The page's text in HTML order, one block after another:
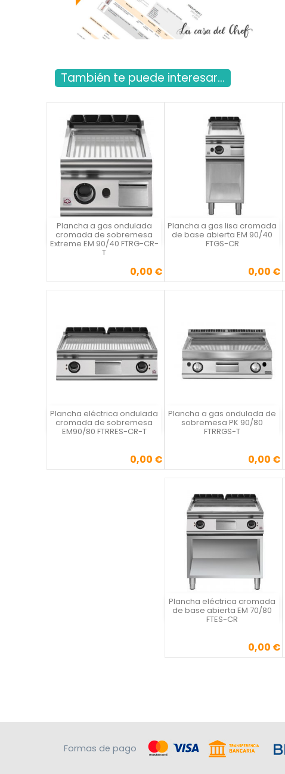
También te puede interesar...
Plancha a gas ondulada
cromada de sobremesa
Extreme EM 90/40 FTRG-CR-
T
Precio0,00 €

Vista rápida Plancha a gas lisa cromada
de base abierta EM 90/40
FTGS-CR
Precio0,00 €

Vista rápida
Plancha eléctrica ondulada
cromada de sobremesa
EM90/80 FTRRES-CR-T
Precio0,00 €

Vista rápida Plancha a gas ondulada de
sobremesa PK 90/80
FTRRGS-T
Precio0,00 €

Vista rápida
Plancha eléctrica cromada
de base abierta EM 70/80
FTES-CR
Precio0,00 €

Vista rápida
Formas de pago